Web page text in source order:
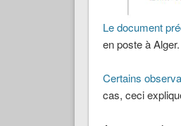
Le document
en poste à Alger.
Certains
cas, ceci